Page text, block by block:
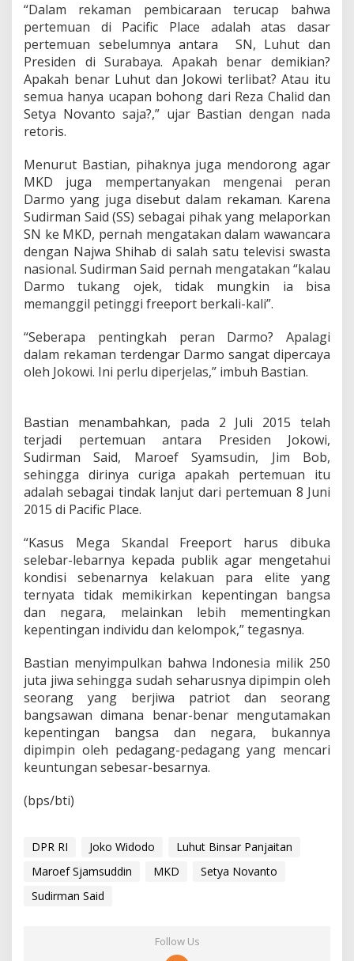
a
n
S
N
b
e
r
t
u
D
i
r
u
t
r
e
p
o
r
t
?
“Dalam rekaman pembicaraan terucap bahwa
pertemuan di Pacific Place adalah atas dasar
pertemuan sebelumnya antara SN, Luhut dan
Presiden di Surabaya. Apakah benar demikian?
‎Apakah benar Luhut dan Jokowi terlibat? Atau itu
semua hanya ucapan bohong dari Reza Chalid dan
Setya Novanto saja?,” ujar Bastian dengan nada
retoris.
Menurut Bastian, pihaknya juga mendorong agar
MKD juga mempertanyakan mengenai peran
Darmo yang juga disebut dalam rekaman. Karena
Sudirman Said (SS) sebagai pihak yang melaporkan
SN ke MKD, pernah mengatakan dalam wawancara
dengan Najwa Shihab di salah satu televisi swasta
nasional. Sudirman Said pernah mengatakan “kalau
Darmo tukang ojek, tidak mungkin ia bisa
memanggil petinggi freeport berkali-kali”.
“Seberapa pentingkah peran Darmo? Apalagi
dalam rekaman terdengar Darmo sangat dipercaya
oleh Jokowi. Ini perlu diperjelas,” imbuh Bastian.
Bastian menambahkan, pada 2 Juli 2015 telah
terjadi pertemuan antara Presiden Jokowi,
Sudirman Said, Maroef Syamsudin, Jim Bob,
sehingga dirinya curiga apakah pertemuan itu
adalah sebagai tindak lanjut dari pertemuan 8 Juni
2015 di Pacific Place.
“Kasus Mega Skandal Freeport harus dibuka
selebar-lebarnya kepada publik agar mengetahui
kondisi sebenarnya kelakuan para elite yang
ternyata tidak memikirkan kepentingan bangsa
dan negara, melainkan lebih mementingkan
kepentingan individu dan kelompok,” tegasnya.
Bastian menyimpulkan bahwa Indonesia milik 250
juta jiwa sehingga sudah seharusnya dipimpin oleh
seorang yang berjiwa patriot dan seorang
bangsawan dimana benar-benar mengutamakan
kepentingan bangsa dan negara, bukannya
dipimpin oleh pedagang-pedagang yang mencari
keuntungan sebesar-besarnya.‎
(bps/bti)
DPR RI Joko Widodo
Luhut Binsar Panjaitan
Maroef Sjamsuddin
MKD
Setya Novanto
Sudirman Said
Follow Us